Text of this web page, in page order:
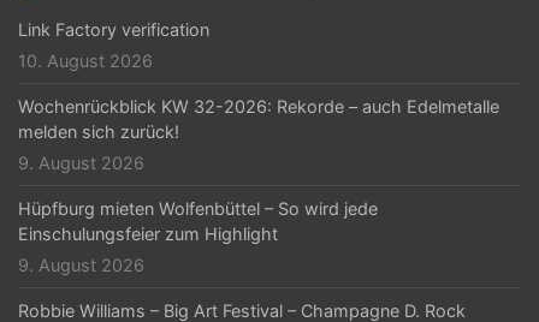
Link Factory verification
10. August 2026
Wochenrückblick KW 32-2026: Rekorde – auch Edelmetalle
melden sich zurück!
9. August 2026
Hüpfburg mieten Wolfenbüttel – So wird jede
Einschulungsfeier zum Highlight
9. August 2026
Robbie Williams – Big Art Festival – Champagne D. Rock